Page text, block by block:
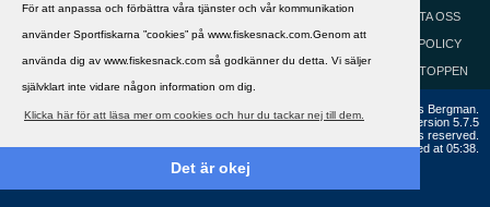
För att anpassa och förbättra våra tjänster och vår kommunikation
använder Sportfiskarna ”cookies” på www.fiskesnack.com.Genom att
använda dig av www.fiskesnack.com så godkänner du detta. Vi säljer
självklart inte vidare någon information om dig.
Klicka här för att läsa mer om cookies och hur du tackar nej till dem.
Det är okej
KONTAKTA OSS
COOKIEPOLICY
GÅ TILL TOPPEN
Copyright ©2002 - 2021, FiskeSnack.com. Grundad 2002 av Anders Bergman.
Powered byvBulletin®
Version 5.7.5
Copyright © 2026 MH Sub I, LLC dba vBulletin. All rights reserved.
All times are GMT+1. This page was generated at 05:38.